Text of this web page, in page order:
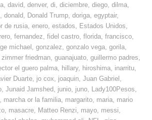
,david ,denver,di ,diciembre ,diego ,dilma
,donald Donald Trump ,doriga ,egyptair,
de rusia ,enero ,estados Estados Unidos
,fernandez ,fidel castro ,florida ,francisco
michael ,gonzalez ,gonzalo vega ,gorila
zimmer friedman ,guanajuato ,guillermo padres
el guero palma hillary, hiroshima inarritu
Duarte jo cox joaquin ,Juan Gabriel
,Junaid Jamshed junio juno Lady100Pesos
marcha or la familia margarito maria mario
masacre Matteo Renzi mayo messi